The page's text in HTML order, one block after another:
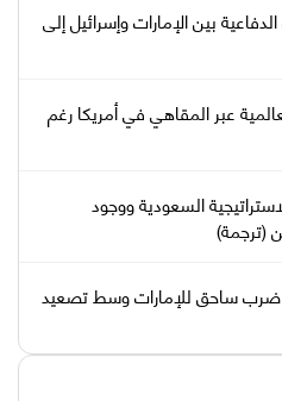
بين الإمارات وإسرائيل إلى
عبر المقاهي في أمريكا رغم
السعودية ووجود
(ترجمة)
ضرب ساحق للإمارات وسط تصعيد